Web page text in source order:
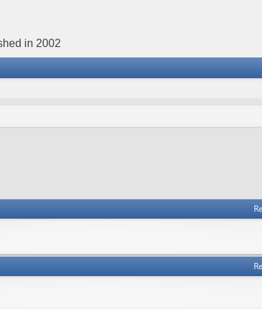
in 2002